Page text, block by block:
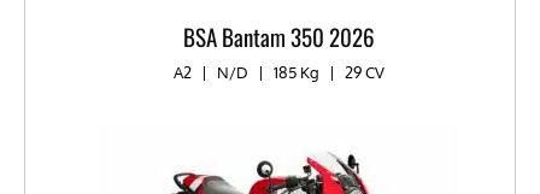
BSA Bantam 350 2026
A2 | N/D | 185 Kg | 29 CV